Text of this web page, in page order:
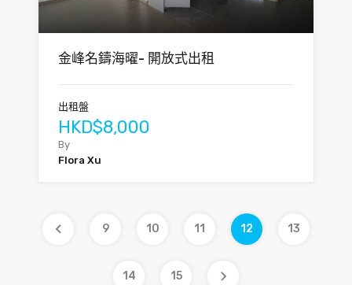
金峰名鑄海曜- 開放式出租
出租盤
HKD$8,000
By
Flora Xu
9 10 11 12 13
14 15